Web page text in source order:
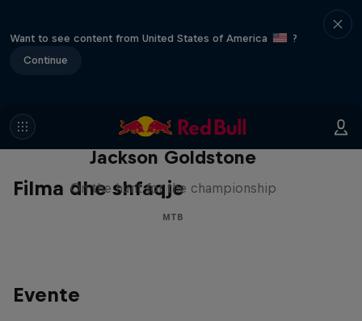
Want to see content from United States of America
?
Continue
Filma dhe shfaqje
The Search for Milliseconds:
Jackson Goldstone
On the hunt for the championship
MTB
Evente